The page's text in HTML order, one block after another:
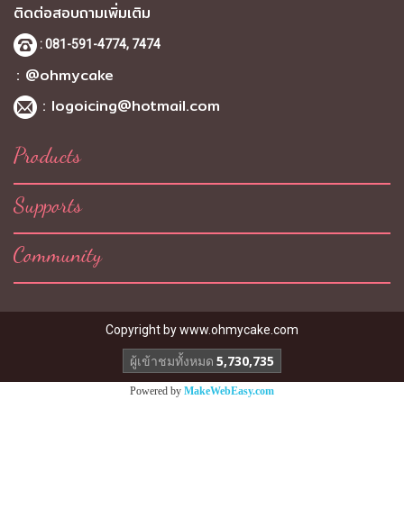
ติดต่อสอบถามเพิ่มเติม
: 081-591-4774, 7474
: @ohmycake
: logoicing@hotmail.com
Products
Supports
Community
Copyright bywww.ohmycake.com
ผู้เข้าชมวันนี้ 1
Powered by MakeWebEasy.com